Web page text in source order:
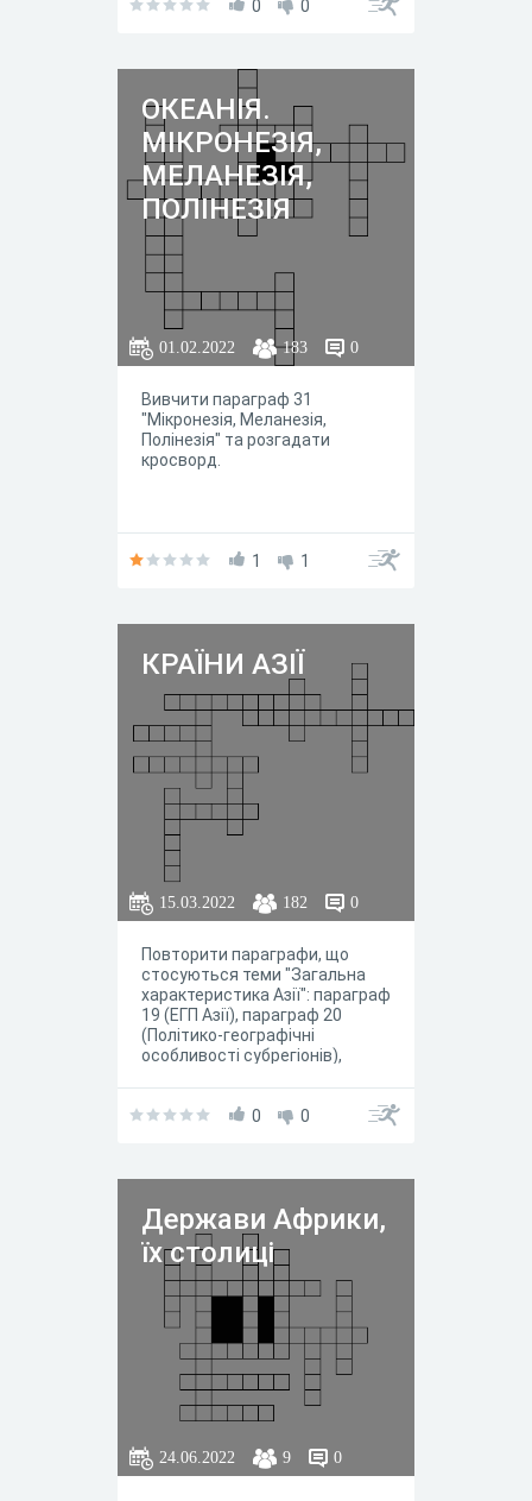
0 0
ОКЕАНІЯ.
МІКРОНЕЗІЯ,
МЕЛАНЕЗІЯ,
ПОЛІНЕЗІЯ
01.02.2022 183 0
Вивчити параграф 31
"Мікронезія, Меланезія,
Полінезія" та розгадати
кросворд.
1 1
КРАЇНИ АЗІЇ
15.03.2022 182 0
Повторити параграфи, що
стосуються теми "Загальна
характеристика Азії": параграф
19 (ЕГП Азії), параграф 20
(Політико-географічні
особливості субрегіонів),
(Населення та його
0 0
Держави Африки,
їх столиці
24.06.2022 9 0